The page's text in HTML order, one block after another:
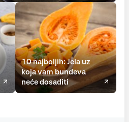
10 najboljih: Jela uz
koja vam bundeva
neće dosaditi